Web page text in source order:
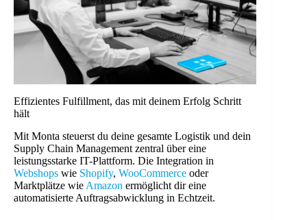
Effizientes Fulfillment, das mit deinem Erfolg Schritt
hält
Mit Monta steuerst du deine gesamte Logistik und dein
Supply Chain Management zentral über eine
leistungsstarke IT-Plattform. Die Integration in
Webshops wie Shopify, WooCommerce oder
Marktplätze wie Amazon ermöglicht dir eine
automatisierte Auftragsabwicklung in Echtzeit.